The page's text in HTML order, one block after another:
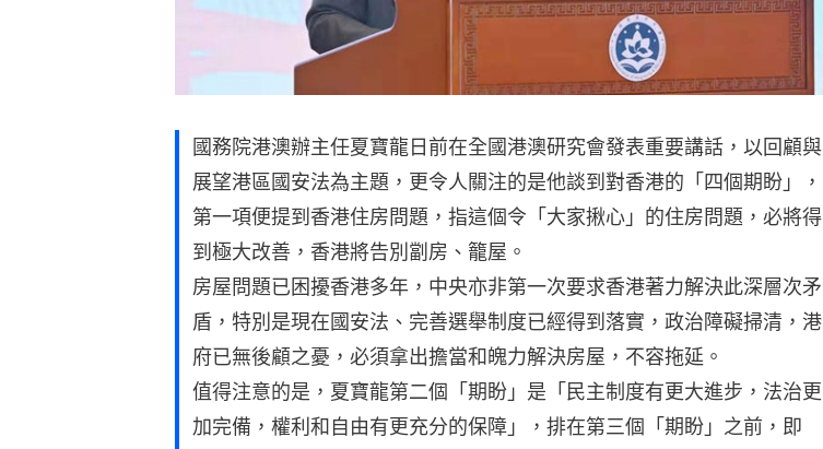
國務院港澳辦主任夏寶龍日前在全國港澳研究會發表重要講話，以回顧與
展望港區國安法為主題，更令人關注的是他談到對香港的「四個期盼」，
第一項便提到香港住房問題，指這個令「大家揪心」的住房問題，必將得
到極大改善，香港將告別劏房、籠屋。
房屋問題已困擾香港多年，中央亦非第一次要求香港著力解決此深層次矛
盾，特別是現在國安法、完善選舉制度已經得到落實，政治障礙掃清，港
府已無後顧之憂，必須拿出擔當和魄力解決房屋，不容拖延。
值得注意的是，夏寶龍第二個「期盼」是「民主制度有更大進步，法治更
加完備，權利和自由有更充分的保障」，排在第三個「期盼」之前，即